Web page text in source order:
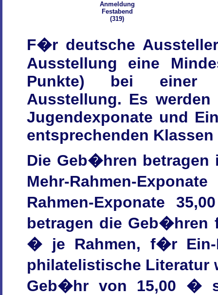
Anmeldung
Festabend
(319)
F�r deutsche
Ausstellung eine
Punkte) bei einer
Ausstellung. Es werden
Jugendexponate und
entsprechenden
Die Geb�hren
Mehr-Rahmen-
Rahmen-Exponate
betragen die Geb�hren
� je Rahmen, f�r Ein-
philatelistische Literatur
Geb�hr von 15,00 �